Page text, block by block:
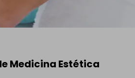
Medicina Estética